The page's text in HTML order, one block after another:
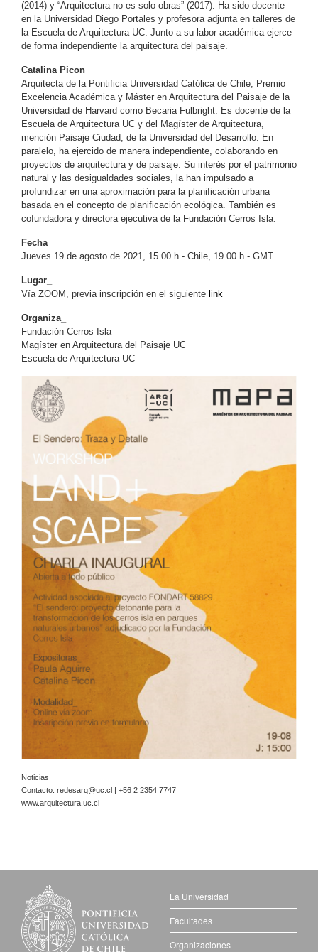
(2014) y “Arquitectura no es solo obras” (2017). Ha sido docente
en la Universidad Diego Portales y profesora adjunta en talleres de
la Escuela de Arquitectura UC. Junto a su labor académica ejerce
de forma independiente la arquitectura del paisaje.
Catalina Picon
Arquitecta de la Pontificia Universidad Católica de Chile; Premio
Excelencia Académica y Máster en Arquitectura del Paisaje de la
Universidad de Harvard como Becaria Fulbright. Es docente de la
Escuela de Arquitectura UC y del Magíster de Arquitectura,
mención Paisaje Ciudad, de la Universidad del Desarrollo. En
paralelo, ha ejercido de manera independiente, colaborando en
proyectos de arquitectura y de paisaje. Su interés por el patrimonio
natural y las desigualdades sociales, la han impulsado a
profundizar en una aproximación para la planificación urbana
basada en el concepto de planificación ecológica. También es
cofundadora y directora ejecutiva de la Fundación Cerros Isla.
Fecha_
Jueves 19 de agosto de 2021, 15.00 h - Chile, 19.00 h - GMT
Lugar_
Vía ZOOM, previa inscripción en el siguiente link
Organiza_
Fundación Cerros Isla
Magíster en Arquitectura del Paisaje UC
Escuela de Arquitectura UC
Noticias
Contacto: redesarq@uc.cl | +56 2 2354 7747
www.arquitectura.uc.cl
La Universidad
Facultades
Organizaciones